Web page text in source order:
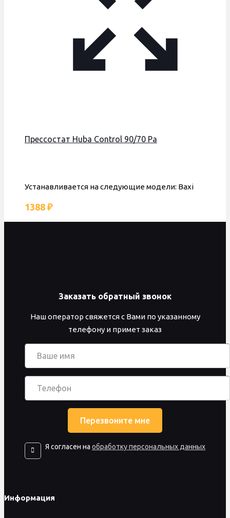
Прессостат Huba Control 90/70 Pa
Устанавливается на следующие модели: Baxi
1388 ₽
Заказать обратный звонок
Наш оператор свяжется с Вами по указанному
телефону и примет заказ
Я согласен на обработку персональных данных
Информация